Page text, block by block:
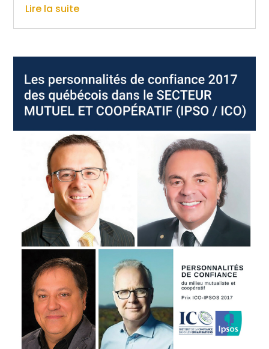
Lire la suite